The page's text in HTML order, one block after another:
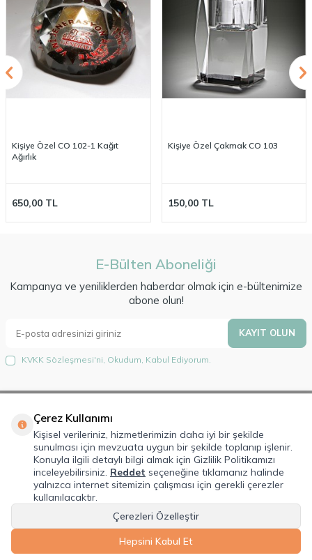
Kişiye Özel CO 102-1 Kağıt
Ağırlık
650,00 TL
Kişiye Özel Çakmak CO 103
150,00TL
E-Bülten Aboneliği
Kampanya ve yeniliklerden haberdar olmak için e-bültenimize
abone olun!
KAYIT OLUN
KVKK Sözleşmesi'ni , Okudum, Kabul Ediyorum.
Hakkımızda
Lorem Ipsum is simply dummy text of the printing and typesetting
industry. Lorem Ipsum has been the industry's standard dummy text ever
since the 1500s, when an unknown printer took a galley of type and
scrambled it to make a type specimen book.
T-SoftE-TicaretSistemleriyle Hazırlanmıştır.
Çerez Kullanımı
Kişisel verileriniz, hizmetlerimizin daha iyi bir şekilde
sunulması için mevzuata uygun bir şekilde toplanıp işlenir.
Konuyla ilgili detaylı bilgi almak için Gizlilik Politikamızı
inceleyebilirsiniz. Reddet seçeneğine tıklamanız halinde
yalnızca internet sitemizin çalışması için gerekli çerezler
kullanılacaktır.
Çerezleri Özelleştir
Hepsini Kabul Et